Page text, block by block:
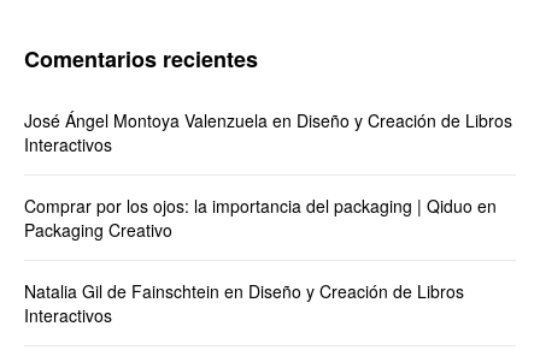
Comentarios recientes
José Ángel Montoya Valenzuela en Diseño y Creación de Libros
Interactivos
Comprar por los ojos: la importancia del packaging | Qiduo en
Packaging Creativo
Natalia Gil de Fainschtein en Diseño y Creación de Libros
Interactivos